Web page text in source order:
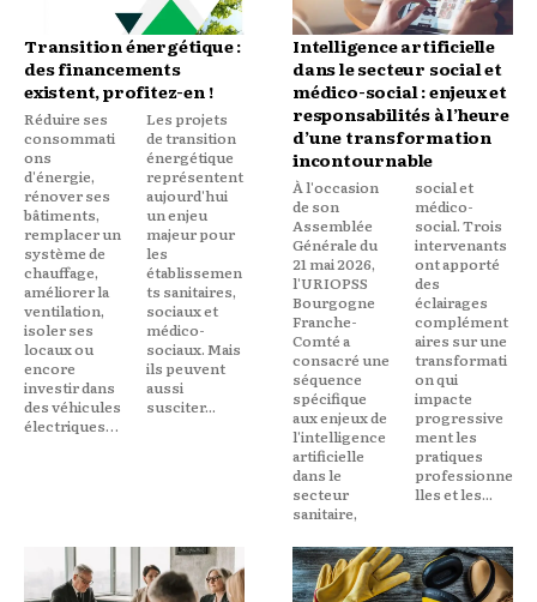
Transition énergétique :
des financements
existent, profitez-en !
Réduire ses
consommati
ons
d'énergie,
rénover ses
bâtiments,
remplacer un
système de
chauffage,
améliorer la
ventilation,
isoler ses
locaux ou
encore
investir dans
des véhicules
électriques…
Les projets
de transition
énergétique
représentent
aujourd'hui
un enjeu
majeur pour
les
établissemen
ts sanitaires,
sociaux et
médico-
sociaux. Mais
ils peuvent
aussi
susciter...
Intelligence artificielle
dans le secteur social et
médico-social : enjeux et
responsabilités à l’heure
d’une transformation
incontournable
À l'occasion
de son
Assemblée
Générale du
21 mai 2026,
l'URIOPSS
Bourgogne
Franche-
Comté a
consacré une
séquence
spécifique
aux enjeux de
l'intelligence
artificielle
dans le
secteur
sanitaire,
social et
médico-
social. Trois
intervenants
ont apporté
des
éclairages
complément
aires sur une
transformati
on qui
impacte
progressive
ment les
pratiques
professionne
lles et les...